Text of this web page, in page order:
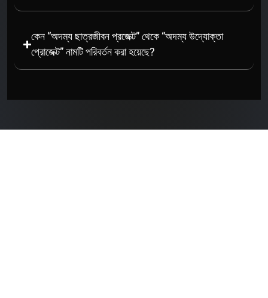
কেন “অদম্য ছাত্রজীবন প্রজেক্ট” থেকে “অদম্য উদ্যোক্তা
প্রোজেক্ট” নামটি পরিবর্তন করা হয়েছে?